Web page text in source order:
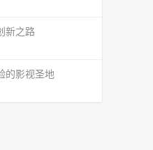
新之路
的影视圣地